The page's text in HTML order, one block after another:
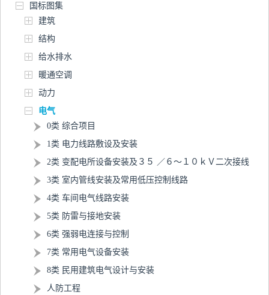
国标图集
建筑
结构
给水排水
暖通空调
动力
电气
0类 综合项目
1类 电力线路敷设及安装
2类 变配电所设备安装及３５ ／６～１０ｋＶ二次接线
3类 室内管线安装及常用低压控制线路
4类 车间电气线路安装
5类 防雷与接地安装
6类 强弱电连接与控制
7类 常用电气设备安装
8类 民用建筑电气设计与安装
人防工程